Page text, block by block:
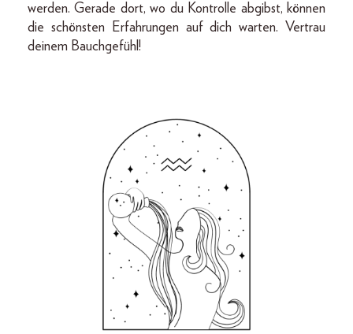
werden. Gerade dort, wo du Kontrolle abgibst, können
die schönsten Erfahrungen auf dich warten. Vertrau
deinem Bauchgefühl!